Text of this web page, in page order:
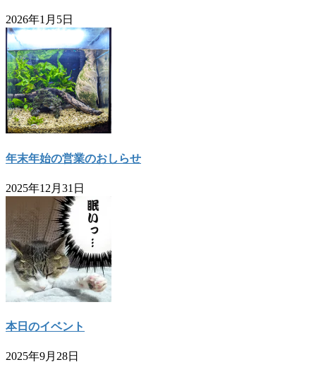
2026年1月5日
年末年始の営業のおしらせ
2025年12月31日
本日のイベント
2025年9月28日